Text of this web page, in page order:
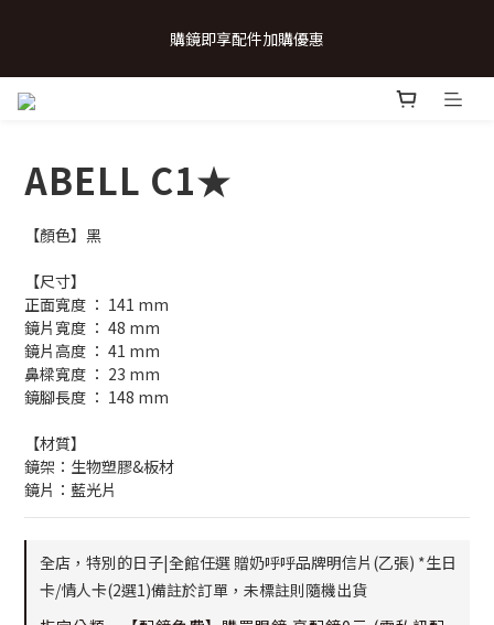
卡/情人卡(2選1)
購鏡即享配件加購優惠
💗致...特別的日子💗 | 全館任選 贈奶呼呼品牌明信片(乙張) *生日
ABELL C1★
【顏色】黑
【尺寸】
正面寬度 ： 141 mm
鏡片寬度 ： 48 mm
鏡片高度 ： 41 mm
鼻樑寬度 ： 23 mm
鏡腳長度 ： 148 mm
【材質】
鏡架：生物塑膠&板材
鏡片：藍光片
全店，特別的日子|全館任選 贈奶呼呼品牌明信片(乙張) *生日
卡/情人卡(2選1)備註於訂單，未標註則隨機出貨